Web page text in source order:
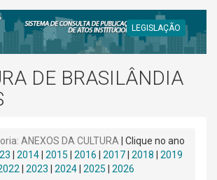
LEGISLAÇÃO
DE BRASILÂNDIA
ANEXOS DA CULTURA | Clique no ano
2014 2015 2016 2017 2018
2019
2023 2024 2025 2026